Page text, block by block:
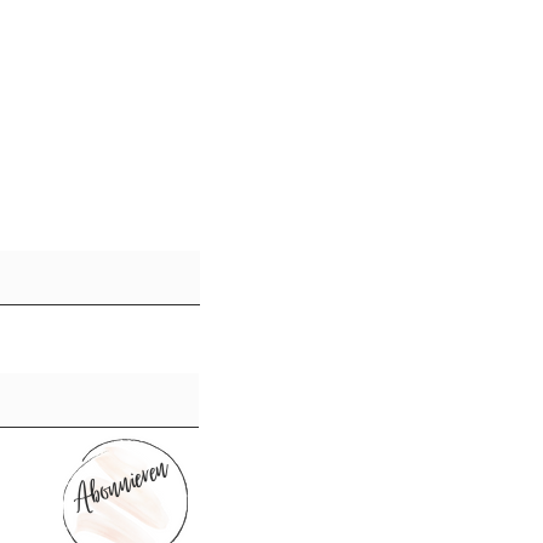
Abonnieren